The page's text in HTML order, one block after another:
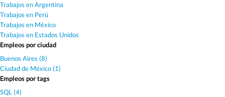
Trabajos en Argentina
Trabajos en Perú
Trabajos en México
Trabajos en Estados Unidos
Empleos por ciudad
Buenos Aires (8)
Ciudad de México (1)
Empleos por tags
SQL (4)